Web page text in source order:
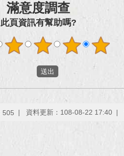
滿意度調查
此頁資訊有幫助嗎?
505 資料更新：108-08-22 17:40